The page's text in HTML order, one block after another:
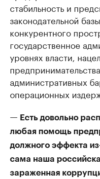
стабильность и
законодательной
конкурентного
государственное
уровнях власти,
административных
операционных
— Есть довольно
любая помощь
должного эффекта
сама наша
зараженная